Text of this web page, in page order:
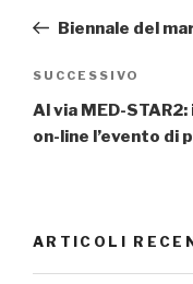
precedente:
Biennale del
Articolo
successivo
SUCCESSIVO
Al via MED-
on-line l’evento di
ARTICOLI